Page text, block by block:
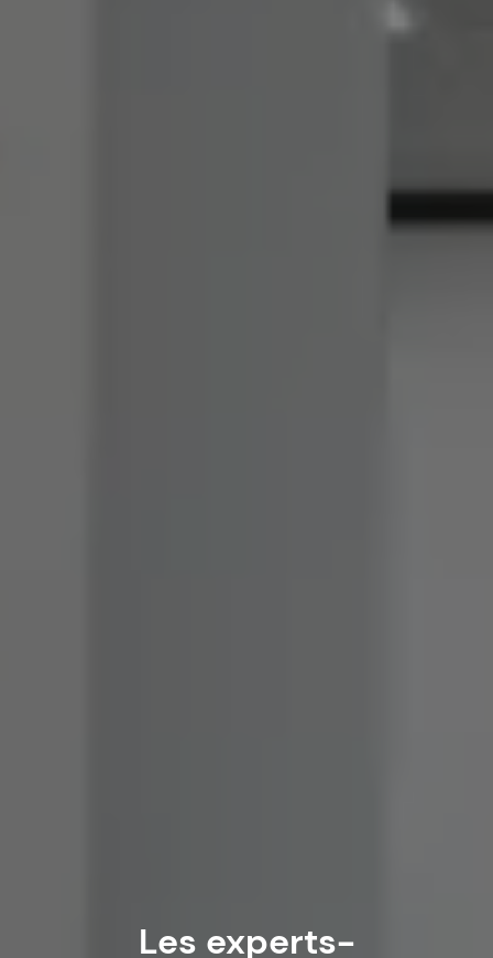
Les experts-